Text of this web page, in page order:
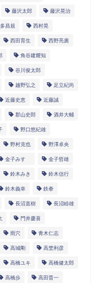
藤沢太郎 藤沢晃治
昌規 西村晃
西田育生 西野亮廣
角谷建耀知
谷川俊太郎
越野弘之 足立紀尚
近藤史恵 近藤誠
郡山史郎 酒井大輔
野口悠紀雄
野村克也 野澤卓央
金子みすゞ 金子哲雄
鈴木みき 鈴木信行
鈴木義幸 鉄拳
長沼直樹 長沼睦雄
門井慶喜
雨穴 青木仁志
高城剛 高埜利彦
高橋ユキ 高橋健太郎
高橋歩 高田晋一